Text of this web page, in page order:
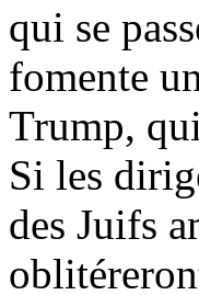
qui se
fomente
Trump,
Si les
des Juifs